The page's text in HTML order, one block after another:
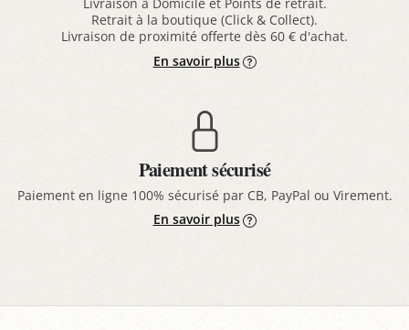
Livraison à Domicile et Points de retrait.
Retrait à la boutique (Click & Collect).
Livraison de proximité offerte dès 60 € d'achat.
En savoir plus
Paiement sécurisé
Paiement en ligne 100% sécurisé par CB, PayPal ou Virement.
En savoir plus